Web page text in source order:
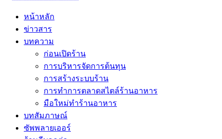
หน้าหลัก
ข่าวสาร
บทความ
ก่อนเปิดร้าน
การบริหารจัดการต้นทุน
การสร้างระบบร้าน
การทำการตลาดสไตล์ร้านอาหาร
มือใหม่ทำร้านอาหาร
บทสัมภาษณ์
ซัพพลายเออร์